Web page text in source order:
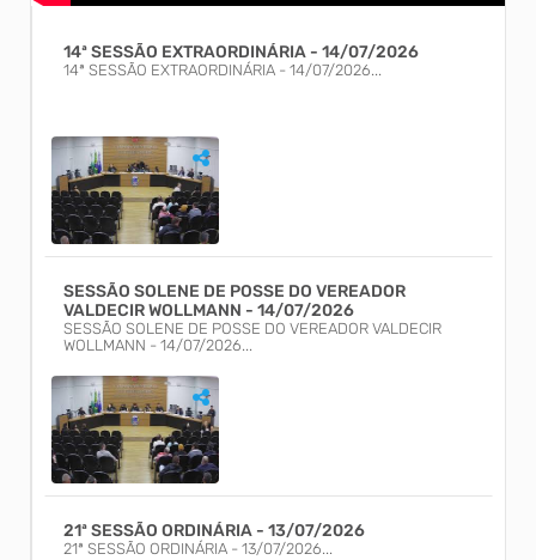
14ª SESSÃO EXTRAORDINÁRIA - 14/07/2026
14ª SESSÃO EXTRAORDINÁRIA - 14/07/2026...
SESSÃO SOLENE DE POSSE DO VEREADOR
VALDECIR WOLLMANN - 14/07/2026
SESSÃO SOLENE DE POSSE DO VEREADOR VALDECIR
WOLLMANN - 14/07/2026...
21ª SESSÃO ORDINÁRIA - 13/07/2026
21ª SESSÃO ORDINÁRIA - 13/07/2026...